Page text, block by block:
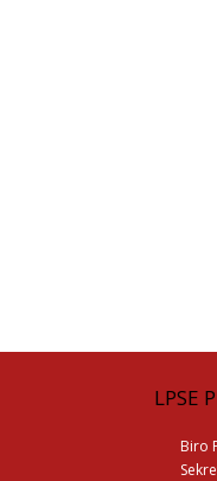
LPSE
Biro